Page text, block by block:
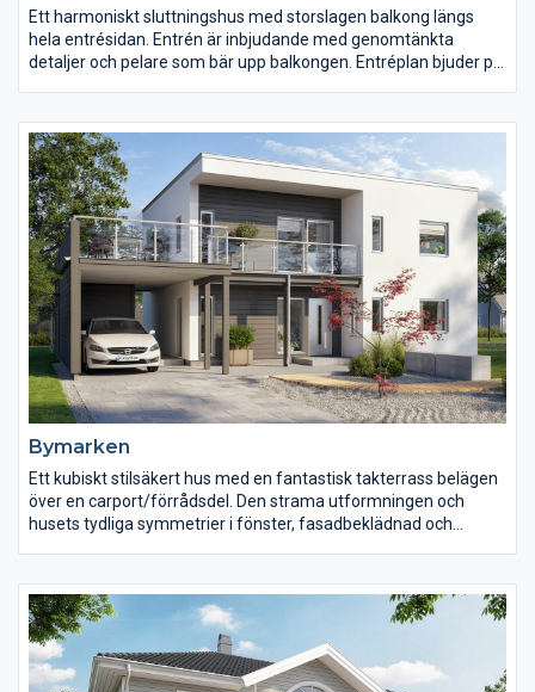
Ett harmoniskt sluttningshus med storslagen balkong längs
hela entrésidan. Entrén är inbjudande med genomtänkta
detaljer och pelare som bär upp balkongen. Entréplan bjuder på
till tvättstugan. På husets andra plan möts man av en öppen
planlösning med stort kök och köksö, och rymlig matplats med
mycket ljus från två väderstreck. Här finns även fina detaljer,
som ryggåstak som ger härlig volym.
Bymarken
Ett kubiskt stilsäkert hus med en fantastisk takterrass belägen
över en carport/förrådsdel. Den strama utformningen och
husets tydliga symmetrier i fönster, fasadbeklädnad och
vackert och naturligt blickfång i de stora vita ytorna.